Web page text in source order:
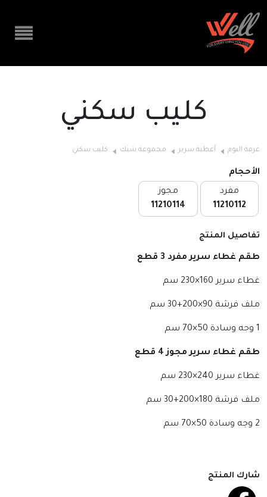
كليب سكني
غرفة النوم أغطية سرير مجموعة شيك كليب سكني
الأحجام
مفرد
11210112
مجوز
11210114
تفاصيل المنتج
طقم غطاء سرير مفرد 3 قطع
غطاء سرير 160×230 سم
ملف فرشة 90×200+30 سم
1 وجه وسادة 50×70 سم
طقم غطاء سرير مجوز 4 قطع
غطاء سرير 240×230 سم
ملف فرشة 180×200+30 سم
2 وجه وسادة 50×70 سم
شارك المنتج